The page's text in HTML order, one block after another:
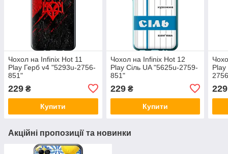
Чохол на Infinix Hot 11
Play Герб v4 "5293u-2756-
851"
229 ₴
Купити
Чохол на Infinix Hot 12
Play Сіль UA "5625u-2759-
851"
229₴
Купити
Play
229
Акційні пропозиції та новинки